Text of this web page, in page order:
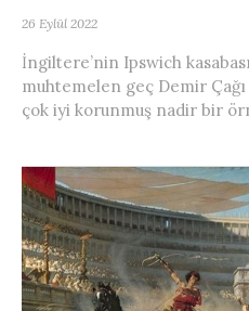
26 Eylül 2022
İngiltere’nin Ipswich
muhtemelen geç Demir Çağı
çok iyi korunmuş nadir bir